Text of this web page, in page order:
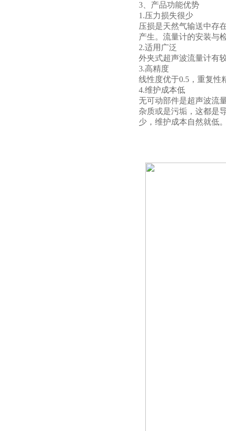
3、产品功能优势
1.压力损失很少
压损是天然气输送中存
产生。流量计的安装与
2.适用广泛
外夹式超声波流量计有
3.高精度
线性度优于0.5，重复性
4.维护成本低
无可动部件是超声波流
杂质或是污垢，这都是
少，维护成本自然就低